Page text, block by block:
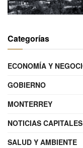
Categorías
ECONOMÍA Y
GOBIERNO
MONTERREY
NOTICIAS CAPITALES
SALUD Y AMBIENTE